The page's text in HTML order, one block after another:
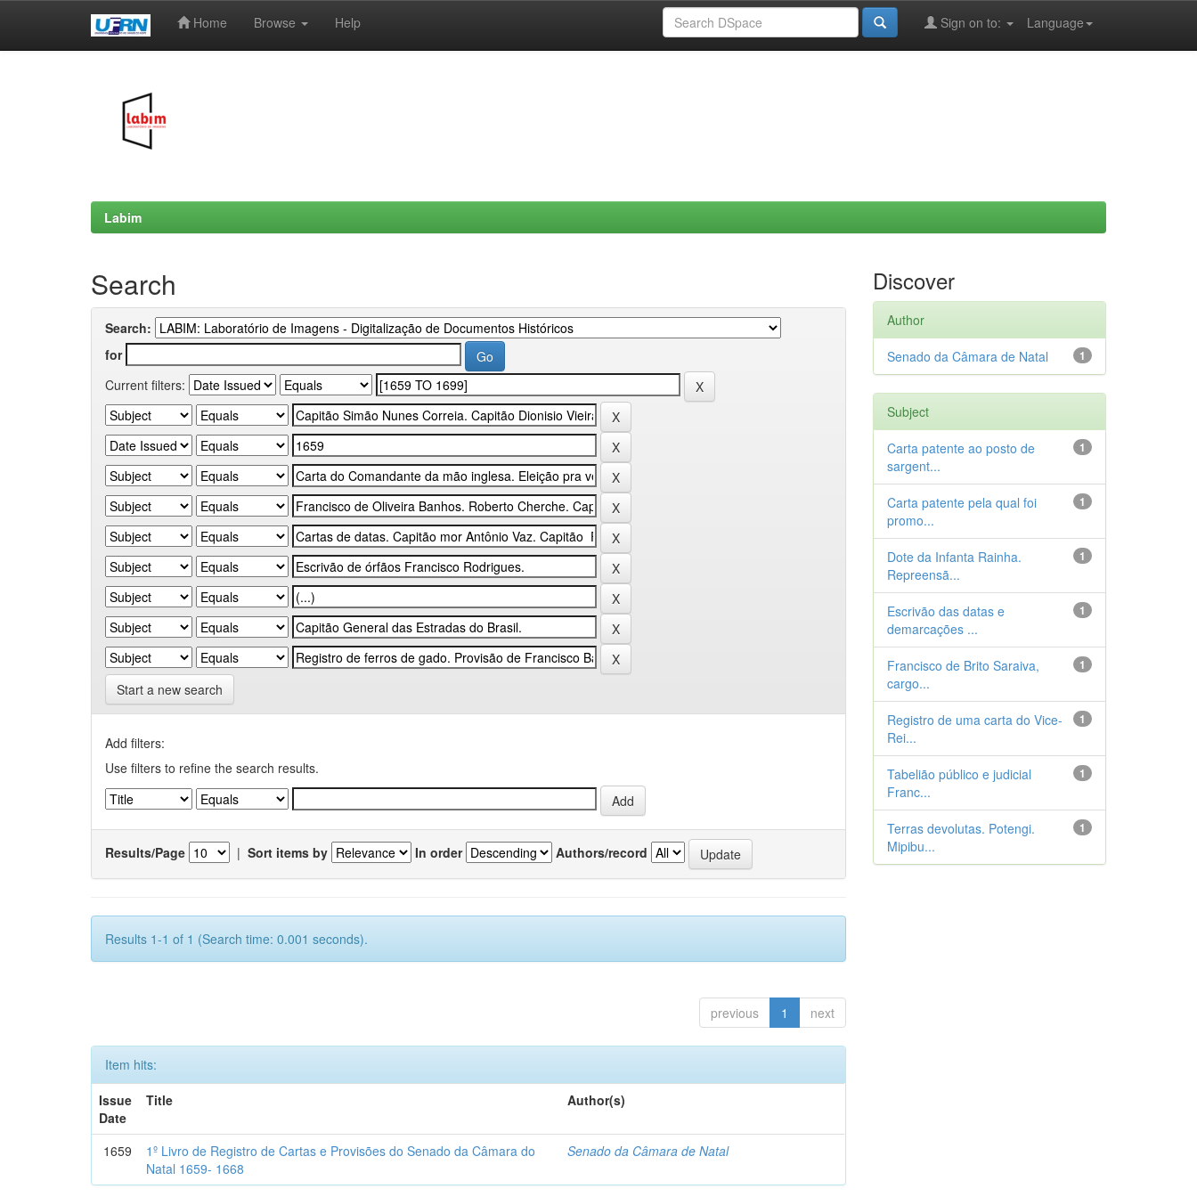
Home Browse Help Language
Sign on to:
Labim
Search
Search:
for
Current filters:
Start a new search
Add filters:
Use filters to refine the search results.
Results/Page | Sort items by In order Authors/record
Results 1-1 of 1 (Search time: 0.001 seconds).
previous 1 next
Item hits:
Issue
Date
Title Author(s)
1659
1º Livro de Registro de Cartas e Provisões do Senado da Câmara do
Natal 1659- 1668
Senado da Câmara de Natal
Discover
Author
1
Senado da Câmara de Natal
Subject
1
Carta patente ao posto de
sargent...
1
Carta patente pela qual foi
promo...
1
Dote da Infanta Rainha.
Repreensã...
1
Escrivão das datas e
demarcações ...
1
Francisco de Brito Saraiva,
cargo...
1
Registro de uma carta do Vice-
Rei...
1
Tabelião público e judicial
Franc...
1
Terras devolutas. Potengi.
Mipibu...